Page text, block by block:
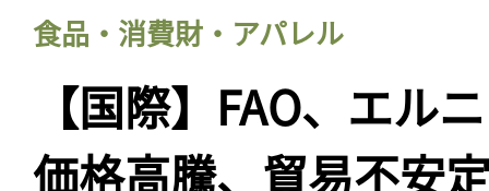
食品・消費財・アパレル
【国際】FAO、エル
価格高騰、貿易不安